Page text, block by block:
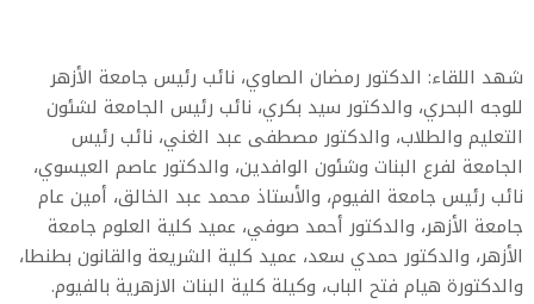
شهد اللقاء: الدكتور رمضان الصاوي، نائب رئيس جامعة الأزهر
للوجه البحري، والدكتور سيد بكري، نائب رئيس الجامعة لشئون
التعليم والطلاب، والدكتور مصطفى عبد الغني، نائب رئيس
الجامعة لفرع البنات وشئون الوافدين، والدكتور عاصم العيسوي،
نائب رئيس جامعة الفيوم، والأستاذ محمد عبد الخالق، أمين عام
جامعة الأزهر، والدكتور أحمد صوفي، عميد كلية العلوم جامعة
الأزهر، والدكتور حمدي سعد، عميد كلية الشريعة والقانون بطنطا،
والدكتورة هيام فتح الباب، وكيلة كلية البنات الازهرية بالفيوم.